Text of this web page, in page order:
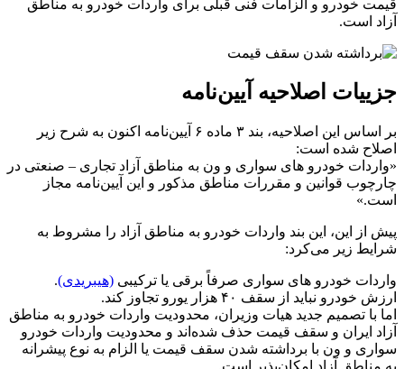
قیمت خودرو و الزامات فنی قبلی برای واردات خودرو به مناطق
آزاد است.
جزییات اصلاحیه آیین‌نامه
بر اساس این اصلاحیه، بند ۳ ماده ۶ آیین‌نامه اکنون به شرح زیر
اصلاح شده است:
«واردات خودرو های سواری و ون به مناطق آزاد تجاری – صنعتی در
چارچوب قوانین و مقررات مناطق مذکور و این آیین‌نامه مجاز
است.»
پیش از این، این بند واردات خودرو به مناطق آزاد را مشروط به
شرایط زیر می‌کرد:
واردات خودرو های سواری صرفاً برقی یا ترکیبی (هیبریدی).
ارزش خودرو نباید از سقف ۴۰ هزار یورو تجاوز کند.
اما با تصمیم جدید هیات وزیران، محدودیت واردات خودرو به مناطق
آزاد ایران و سقف قیمت حذف شده‌اند و محدودیت واردات خودرو
سواری و ون با برداشته شدن سقف قیمت یا الزام به نوع پیشرانه
به مناطق آزاد امکان‌پذیر است.